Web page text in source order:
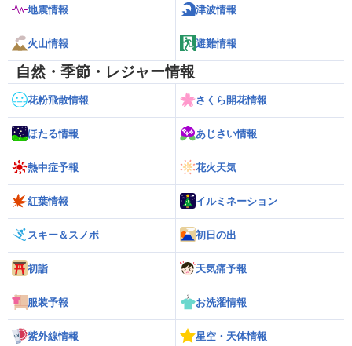
地震情報 津波情報
火山情報 避難情報
自然・季節・レジャー情報
花粉飛散情報 さくら開花情報
ほたる情報 あじさい情報
熱中症予報 花火天気
紅葉情報 イルミネーション
スキー＆スノボ 初日の出
初詣 天気痛予報
服装予報 お洗濯情報
紫外線情報 星空・天体情報